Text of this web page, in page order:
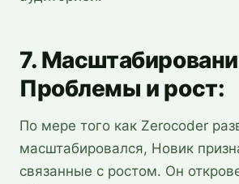
7.
Проблемы и рост:
По мере того как Zerocoder
масштабировался, Новик
связанные с ростом. Он